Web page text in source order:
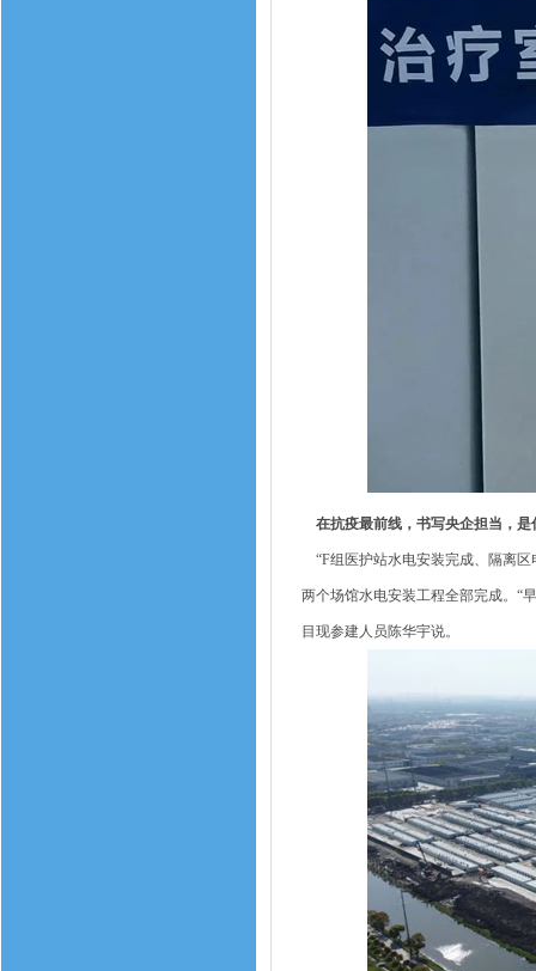
在抗疫最前线，书写央企担当，是
“F组医护站水电安装完成、隔离区
两个场馆水电安装工程全部完成。“
目现参建人员陈华宇说。